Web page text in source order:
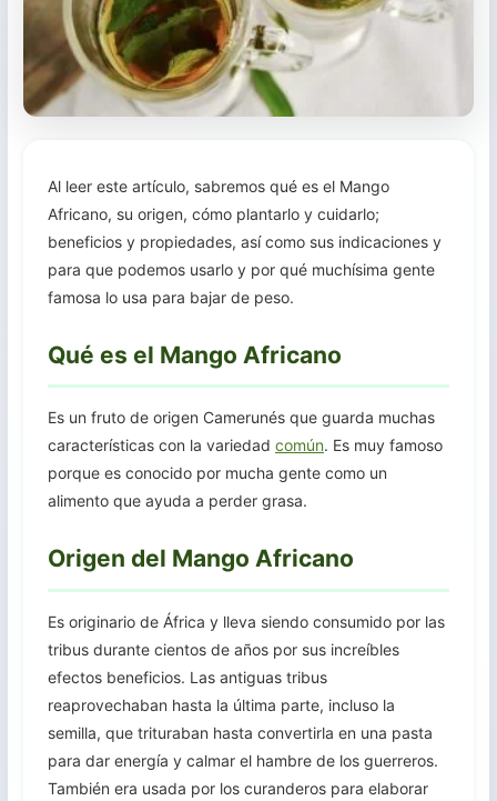
Al leer este artículo, sabremos qué es el Mango
Africano, su origen, cómo plantarlo y cuidarlo;
beneficios y propiedades, así como sus indicaciones y
para que podemos usarlo y por qué muchísima gente
famosa lo usa para bajar de peso.
Qué es el Mango Africano
Es un fruto de origen Camerunés que guarda muchas
características con la variedad común. Es muy famoso
porque es conocido por mucha gente como un
alimento que ayuda a perder grasa.
Origen del Mango Africano
Es originario de África y lleva siendo consumido por las
tribus durante cientos de años por sus increíbles
efectos beneficios. Las antiguas tribus
reaprovechaban hasta la última parte, incluso la
semilla, que trituraban hasta convertirla en una pasta
para dar energía y calmar el hambre de los guerreros.
También era usada por los curanderos para elaborar